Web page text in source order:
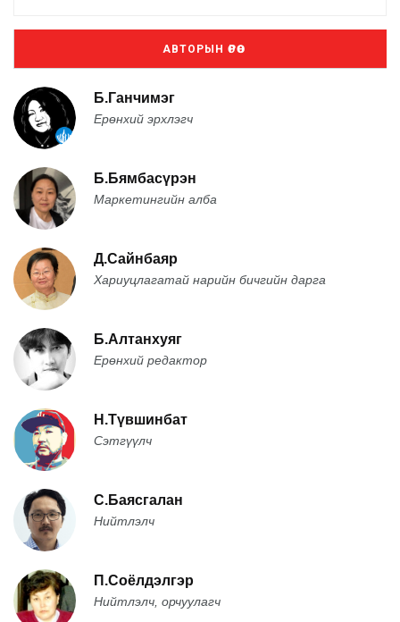
АВТОРЫН ӨРӨӨ
Б.Ганчимэг
Ерөнхий эрхлэгч
Б.Бямбасүрэн
Маркетингийн алба
Д.Сайнбаяр
Хариуцлагатай нарийн бичгийн дарга
Б.Алтанхуяг
Ерөнхий редактор
Н.Түвшинбат
Сэтгүүлч
С.Баясгалан
Нийтлэлч
П.Соёлдэлгэр
Нийтлэлч, орчуулагч